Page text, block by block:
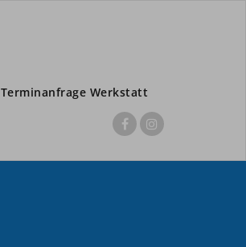
Terminanfrage Werkstatt